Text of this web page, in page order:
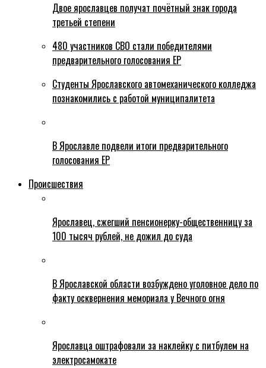
Двое ярославцев получат почётный знак города
третьей степени
480 участников СВО стали победителями
предварительного голосования ЕР
Студенты Ярославского автомеханического колледжа
познакомились с работой муниципалитета
В Ярославле подвели итоги предварительного
голосования ЕР
Происшествия
Ярославец, сжегший пенсионерку-общественницу за
100 тысяч рублей, не дожил до суда
В Ярославской области возбуждено уголовное дело по
факту осквернения мемориала у Вечного огня
Ярославца оштрафовали за наклейку с питбулем на
электросамокате